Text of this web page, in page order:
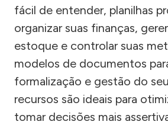
fácil de entender, planilhas
organizar suas finanças,
estoque e controlar suas
modelos de documentos
formalização e gestão do
recursos são ideais para
tomar decisões mais